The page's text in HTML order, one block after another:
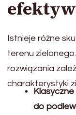
Istnieje różne
terenu
rozwiązania
charakterystyki
do